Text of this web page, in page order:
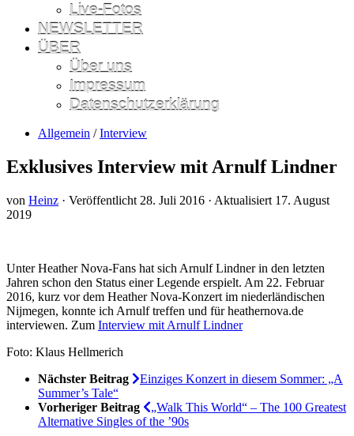
Live-Fotos
NEWSLETTER
ÜBER
Über uns
Impressum
Datenschutzerklärung
Allgemein / Interview
Exklusives Interview mit Arnulf Lindner
von Heinz · Veröffentlicht 28. Juli 2016 · Aktualisiert 17. August
2019
Unter Heather Nova-Fans hat sich Arnulf Lindner in den letzten
Jahren schon den Status einer Legende erspielt. Am 22. Februar
2016, kurz vor dem Heather Nova-Konzert im niederländischen
Nijmegen, konnte ich Arnulf treffen und für heathernova.de
interviewen. Zum Interview mit Arnulf Lindner
Foto: Klaus Hellmerich
Nächster Beitrag
Einziges Kon­zert in dies­em Som­mer: „A
Sum­mer’s Tale“
Vorheriger Beitrag
„Walk This World“ – The 100 Great­est
Alter­native Singles of the ’90s